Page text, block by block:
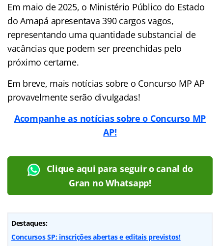
Em maio de 2025, o Ministério Público do Estado
do Amapá apresentava 390 cargos vagos,
representando uma quantidade substancial de
vacâncias que podem ser preenchidas pelo
próximo certame.
Em breve, mais notícias sobre o Concurso MP AP
provavelmente serão divulgadas!
Acompanhe as notícias sobre o Concurso MP
AP!
Clique aqui para seguir o canal do
Gran no Whatsapp!
Destaques:
Concursos SP: inscrições abertas e editais previstos!